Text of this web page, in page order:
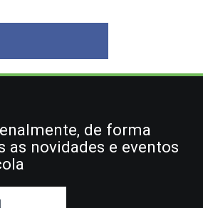
de forma
as novidades e eventos